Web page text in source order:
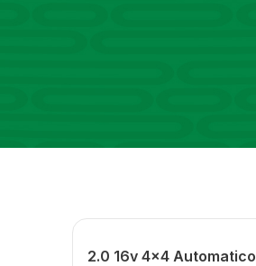
2.0 16v 4x4 Automatico